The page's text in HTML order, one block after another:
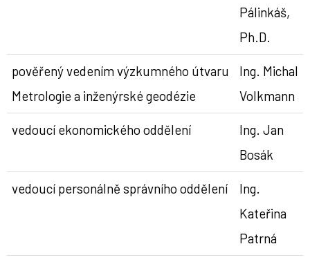
Pálinkáš,
Ph.D.
pověřený vedením výzkumného útvaru
Metrologie a inženýrské geodézie
Ing. Michal
Volkmann
vedoucí ekonomického oddělení
Ing. Jan
Bosák
vedoucí personálně správního oddělení
Ing.
Kateřina
Patrná